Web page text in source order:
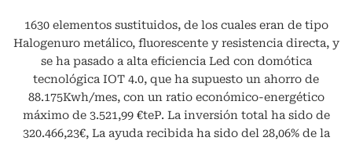
1630 elementos sustituidos, de los cuales eran de tipo
Halogenuro metálico, fluorescente y resistencia directa, y
se ha pasado a alta eficiencia Led con domótica
tecnológica IOT 4.0, que ha supuesto un ahorro de
88.175Kwh/mes, con un ratio económico-energético
máximo de 3.521,99 €teP. La inversión total ha sido de
320.466,23€, La ayuda recibida ha sido del 28,06% de la